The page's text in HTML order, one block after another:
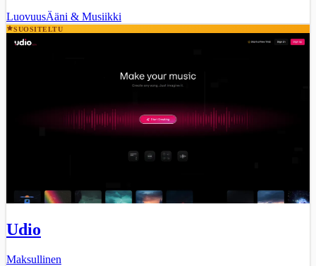
LuovuusÄäni & Musiikki
SUOSITELTU
Udio
Maksullinen